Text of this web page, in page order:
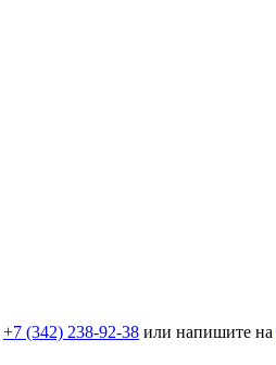
+7 (342) 238-92-38 или напишите на